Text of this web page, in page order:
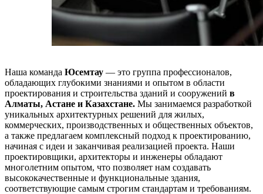
Наша команда Юсемтау — это группа профессионалов,
обладающих глубокими знаниями и опытом в области
проектирования и строительства зданий и сооружений в
Алматы, Астане и Казахстане. Мы занимаемся разработкой
уникальных архитектурных решений для жилых,
коммерческих, производственных и общественных объектов,
а также предлагаем комплексный подход к проектированию,
начиная с идеи и заканчивая реализацией проекта. Наши
проектировщики, архитекторы и инженеры обладают
многолетним опытом, что позволяет нам создавать
высококачественные и функциональные здания,
соответствующие самым строгим стандартам и требованиям.